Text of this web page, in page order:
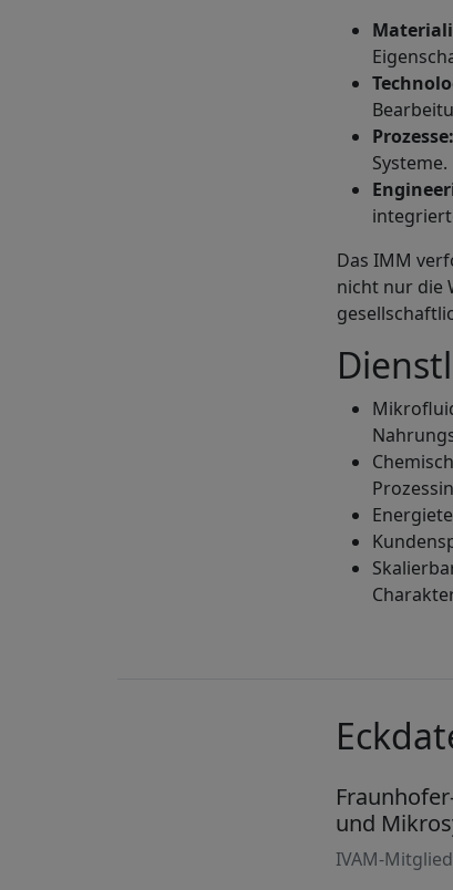
Prozesse:
Systeme.
Das IMM
nicht nur die
und
IVAM-Mitglied